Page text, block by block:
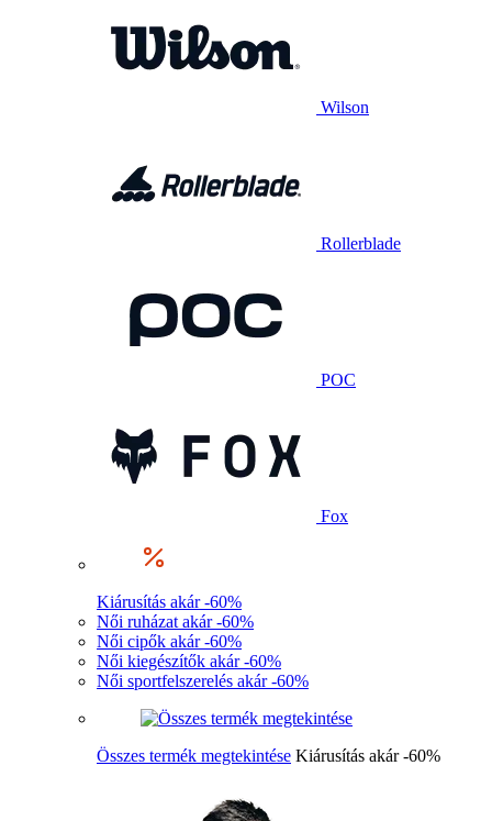
Wilson
Rollerblade
POC
Fox
Kiárusítás akár -60%
Női ruházat akár -60%
Női cipők akár -60%
Női kiegészítők akár -60%
Női sportfelszerelés akár -60%
Összes termék megtekintése Kiárusítás akár -60%